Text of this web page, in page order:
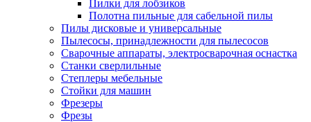
Пилки для лобзиков
Полотна пильные для сабельной пилы
Пилы дисковые и универсальные
Пылесосы, принадлежности для пылесосов
Сварочные аппараты, электросварочная оснастка
Станки сверлильные
Степлеры мебельные
Стойки для машин
Фрезеры
Фрезы